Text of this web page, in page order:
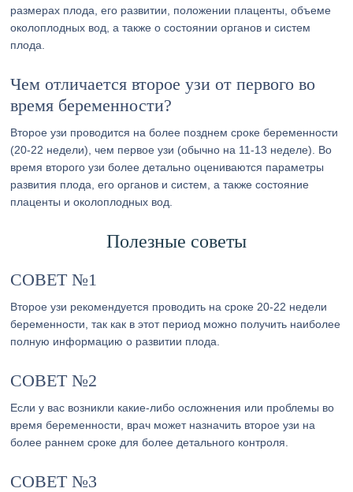
размерах плода, его развитии, положении плаценты, объеме
околоплодных вод, а также о состоянии органов и систем
плода.
Чем отличается второе узи от первого во
время беременности?
Второе узи проводится на более позднем сроке беременности
(20-22 недели), чем первое узи (обычно на 11-13 неделе). Во
время второго узи более детально оцениваются параметры
развития плода, его органов и систем, а также состояние
плаценты и околоплодных вод.
Полезные советы
СОВЕТ №1
Второе узи рекомендуется проводить на сроке 20-22 недели
беременности, так как в этот период можно получить наиболее
полную информацию о развитии плода.
СОВЕТ №2
Если у вас возникли какие-либо осложнения или проблемы во
время беременности, врач может назначить второе узи на
более раннем сроке для более детального контроля.
СОВЕТ №3